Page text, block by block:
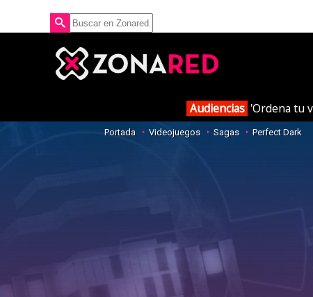
Audiencias 'Ordena tu
Portada Videojuegos Sagas Perfect Dark